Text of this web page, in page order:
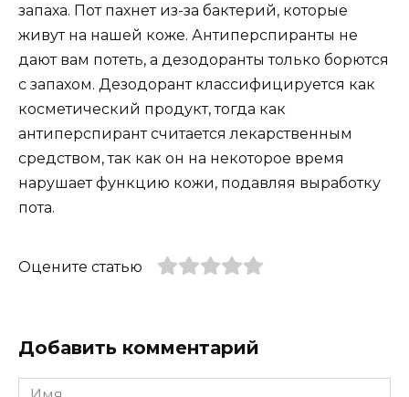
запаха. Пот пахнет из-за бактерий, которые
живут на нашей коже. Антиперспиранты не
дают вам потеть, а дезодоранты только борются
с запахом. Дезодорант классифицируется как
косметический продукт, тогда как
антиперспирант считается лекарственным
средством, так как он на некоторое время
нарушает функцию кожи, подавляя выработку
пота.
Оцените статью
Добавить комментарий
Имя